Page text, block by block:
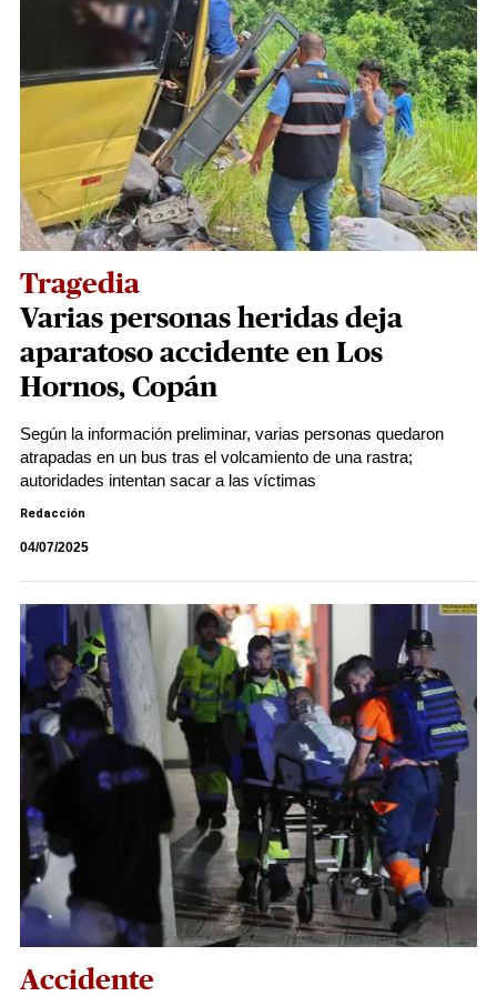
Tragedia
Varias personas heridas deja
aparatoso accidente en Los
Hornos, Copán
Según la información preliminar, varias personas quedaron
atrapadas en un bus tras el volcamiento de una rastra;
autoridades intentan sacar a las víctimas
Redacción
04/07/2025
Accidente